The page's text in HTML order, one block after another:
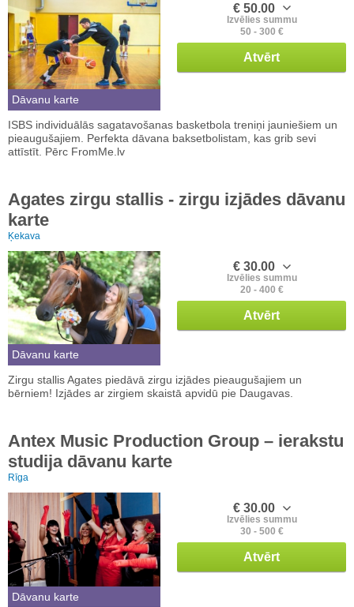
Dāvanu karte
€ 50.00
Izvēlies summu
50 - 300 €
Atvērt
ISBS individuālās sagatavošanas basketbola treniņi jauniešiem un
pieaugušajiem. Perfekta dāvana baksetbolistam, kas grib sevi
attīstīt. Pērc FromMe.lv
Agates zirgu stallis - zirgu izjādes dāvanu
karte
Ķekava
Dāvanu karte
€ 30.00
Izvēlies summu
20 - 400 €
Atvērt
Zirgu stallis Agates piedāvā zirgu izjādes pieaugušajiem un
bērniem! Izjādes ar zirgiem skaistā apvidū pie Daugavas.
Antex Music Production Group – ierakstu
studija dāvanu karte
Rīga
Dāvanu karte
€ 30.00
Izvēlies summu
30 - 500 €
Atvērt